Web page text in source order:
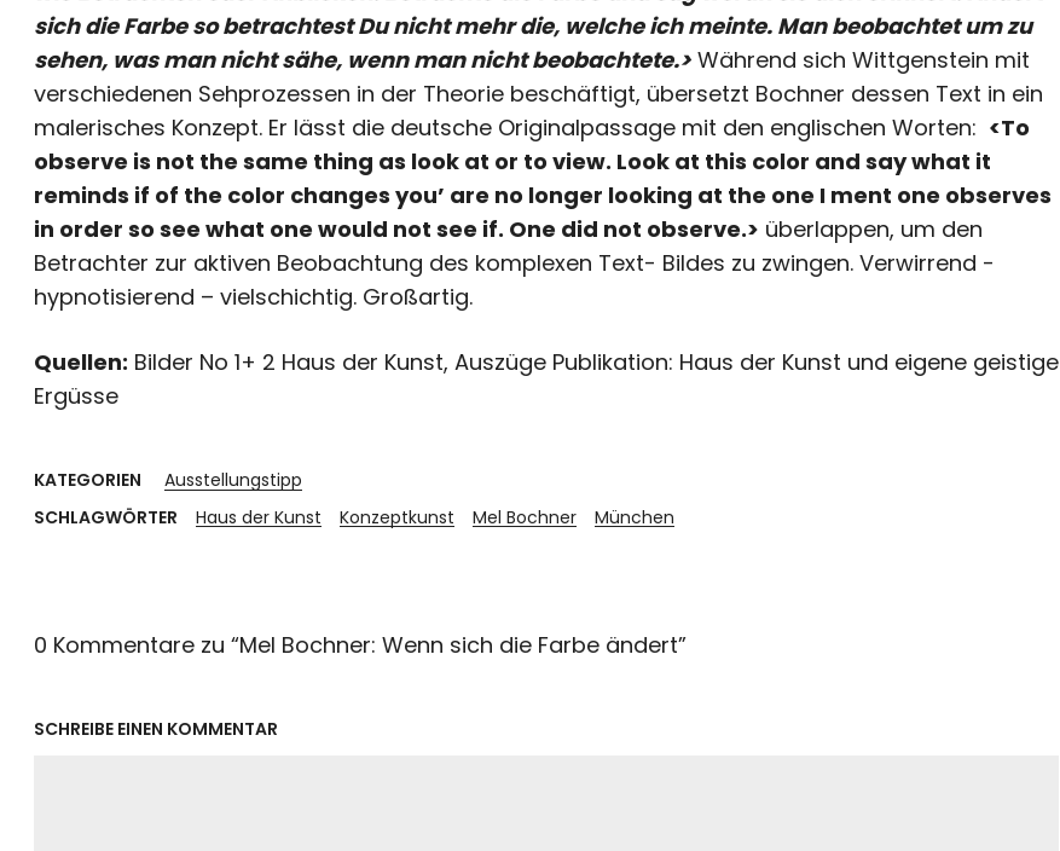
sich die Farbe so betrachtest Du nicht mehr die, welche ich meinte. Man beobachtet um zu
sehen, was man nicht sähe, wenn man nicht beobachtete.> Während sich Wittgenstein mit
verschiedenen Sehprozessen in der Theorie beschäftigt, übersetzt Bochner dessen Text in ein
malerisches Konzept. Er lässt die deutsche Originalpassage mit den englischen Worten: <To
observe is not the same thing as look at or to view. Look at this color and say what it
reminds if of the color changes you’ are no longer looking at the one I ment one observes
in order so see what one would not see if. One did not observe.> überlappen, um den
Betrachter zur aktiven Beobachtung des komplexen Text- Bildes zu zwingen. Verwirrend -
hypnotisierend – vielschichtig. Großartig.
Quellen: Bilder No 1+ 2 Haus der Kunst, Auszüge Publikation: Haus der Kunst und eigene geistige
Ergüsse
KATEGORIEN
Ausstellungstipp
SCHLAGWÖRTER
Haus der Kunst Konzeptkunst Mel Bochner München
0 Kommentare zu “Mel Bochner: Wenn sich die Farbe ändert”
SCHREIBE EINEN KOMMENTAR